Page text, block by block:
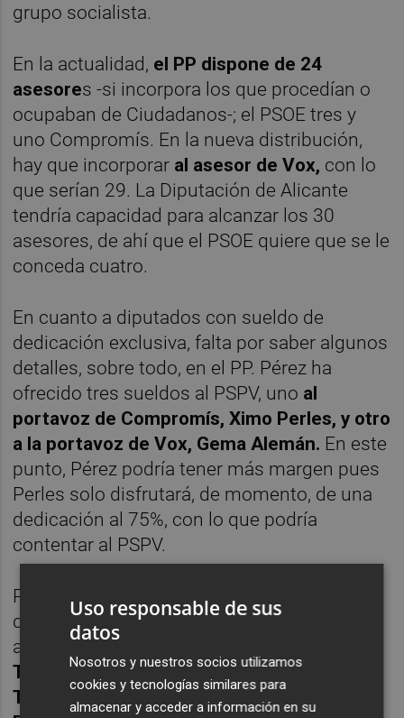
grupo socialista.
En la actualidad, el PP dispone de 24
asesores -si incorpora los que procedían o
ocupaban de Ciudadanos-; el PSOE tres y
uno Compromís. En la nueva distribución,
hay que incorporar al asesor de Vox, con lo
que serían 29. La Diputación de Alicante
tendría capacidad para alcanzar los 30
asesores, de ahí que el PSOE quiere que se le
conceda cuatro.
En cuanto a diputados con sueldo de
dedicación exclusiva, falta por saber algunos
detalles, sobre todo, en el PP. Pérez ha
ofrecido tres sueldos al PSPV, uno al
portavoz de Compromís, Ximo Perles, y otro
a la portavoz de Vox, Gema Alemán. En este
punto, Pérez podría tener más margen pues
Perles solo disfrutará, de momento, de una
dedicación al 75%, con lo que podría
contentar al PSPV.
Para el pleno del miércoles también deben
quedar constituidos los organismos
autónomos de la institución:
Turismo, Instituto Gil-Albert; Suma Gestión
Tributaria, Geonet, Instituto de la Familia
Uso responsable de sus
datos
Nosotros y nuestros socios utilizamos
cookies y tecnologías similares para
almacenar y acceder a información en su